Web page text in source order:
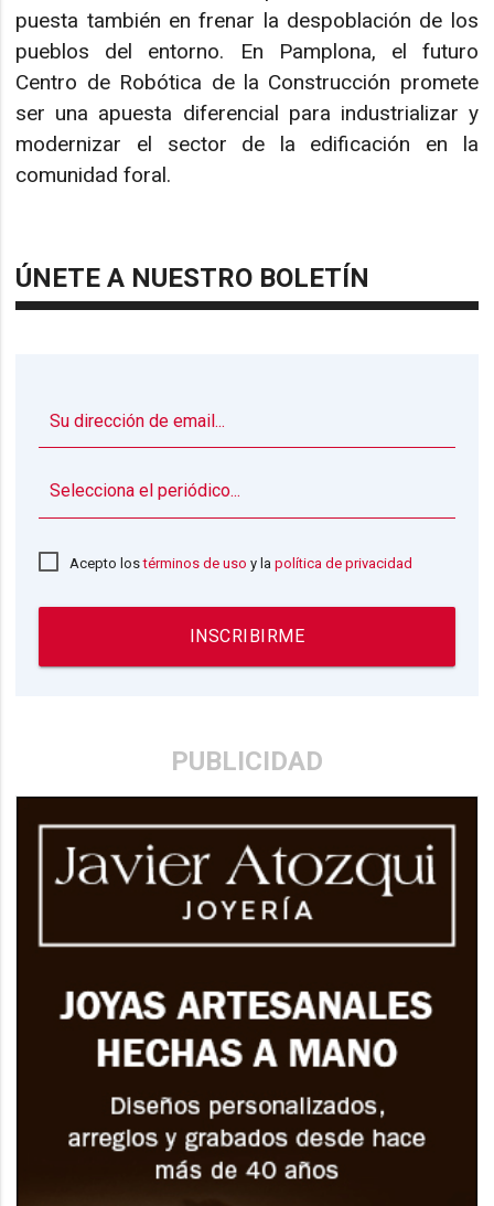
puesta también en frenar la despoblación de los
pueblos del entorno. En Pamplona, el futuro
Centro de Robótica de la Construcción promete
ser una apuesta diferencial para industrializar y
modernizar el sector de la edificación en la
comunidad foral.
ÚNETE A NUESTRO BOLETÍN
Acepto lostérminos de uso y lapolítica de privacidad
INSCRIBIRME
PUBLICIDAD